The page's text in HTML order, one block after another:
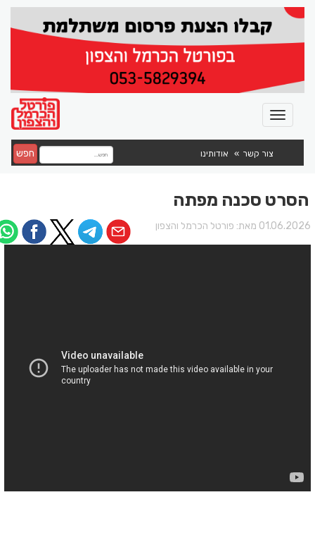
צור קשר אודותינו חפש
הסרט סכנה מפתה
מאת: פורטל הכרמל והצפון